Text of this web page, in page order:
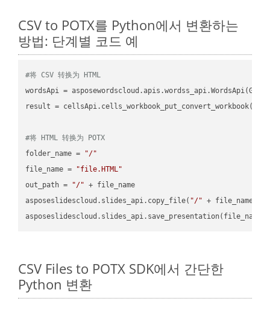
CSV to POTX를 Python에서 변환하는
방법: 단계별 코드 예
#将 CSV 转换为 HTML
wordsApi =
result =
#将 HTML 转换为 POTX
folder_name =
"/"
file_name =
"file.HTML"
out_path =
"/" + file_name
asposeslidescloud.slides_api.copy_file( "/" + file_name,
CSV Files to POTX SDK에서 간단한
Python 변환